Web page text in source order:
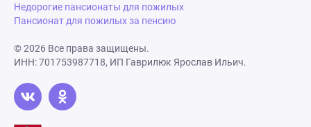
Недорогие пансионаты для пожилых
Пансионат для пожилых за пенсию
© 2026 Все права защищены.
ИНН: 701753987718, ИП Гаврилюк Ярослав Ильич.